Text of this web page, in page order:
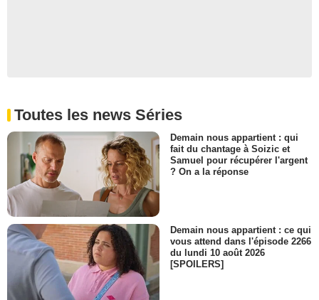
Toutes les news Séries
Demain nous appartient : qui
fait du chantage à Soizic et
Samuel pour récupérer l'argent
? On a la réponse
Demain nous appartient : ce qui
vous attend dans l'épisode 2266
du lundi 10 août 2026
[SPOILERS]